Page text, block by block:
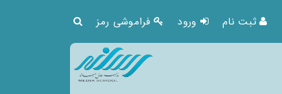
ثبت نام ورود فراموشی رمز